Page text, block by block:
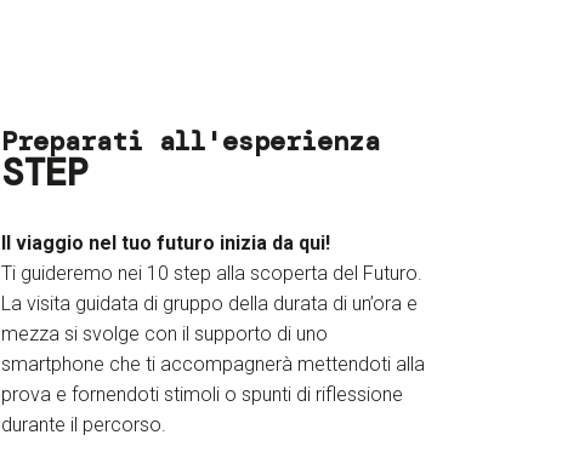
Preparati all'esperienza
STEP
Il viaggio nel tuo futuro inizia da qui!
Ti guideremo nei 10 step alla scoperta del Futuro.
La visita guidata di gruppo della durata di un’ora e
mezza si svolge con il supporto di uno
smartphone che ti accompagnerà mettendoti alla
prova e fornendoti stimoli o spunti di riflessione
durante il percorso.